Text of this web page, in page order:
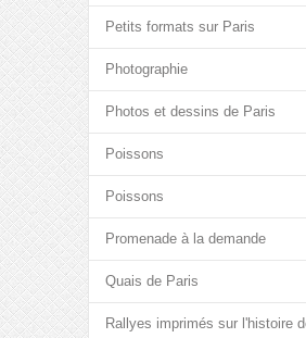
Petits formats sur Paris
Photographie
Photos et dessins de Paris
Poissons
Poissons
Promenade à la demande
Quais de Paris
Rallyes imprimés sur l'histoire